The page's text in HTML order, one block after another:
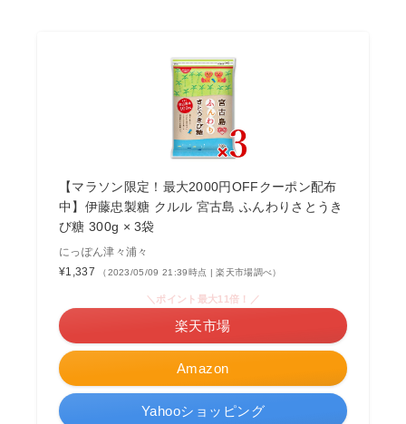
【マラソン限定！最大2000円OFFクーポン配布
中】伊藤忠製糖 クルル 宮古島 ふんわりさとうき
び糖 300g × 3袋
にっぽん津々浦々
¥1,337
（2023/05/09 21:39時点 | 楽天市場調べ）
Amazon
＼ポイント最大11倍！／
楽天市場
Yahooショッピング